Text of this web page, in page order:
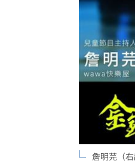
詹明芫（